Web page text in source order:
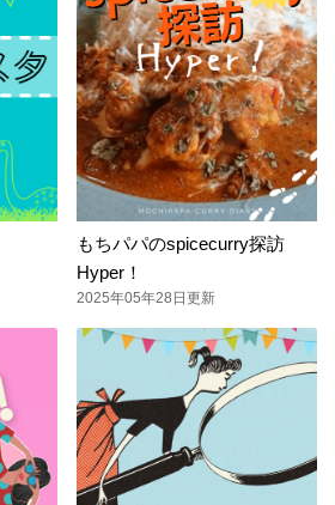
もちパパのspicecurry探訪
Hyper！
2025年05年28日更新